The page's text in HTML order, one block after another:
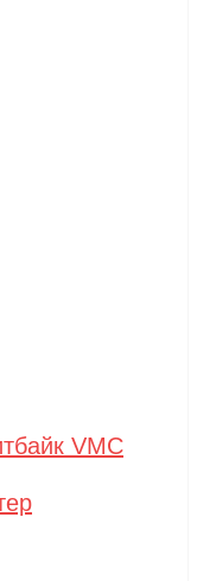
VMC